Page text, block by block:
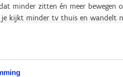
minder zitten én meer
je kijkt minder tv thuis en wandelt
aan meer